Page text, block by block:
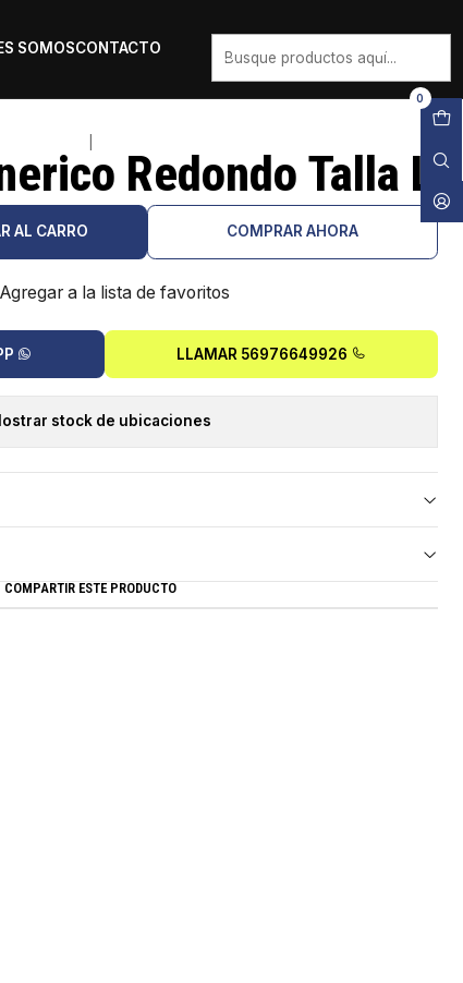
SOMOSCONTACTO
0
Redondo Talla L
AL CARRO COMPRAR AHORA
Agregar a la lista de favoritos
LLAMAR 56976649926
stock de ubicaciones
COMPARTIR ESTE PRODUCTO